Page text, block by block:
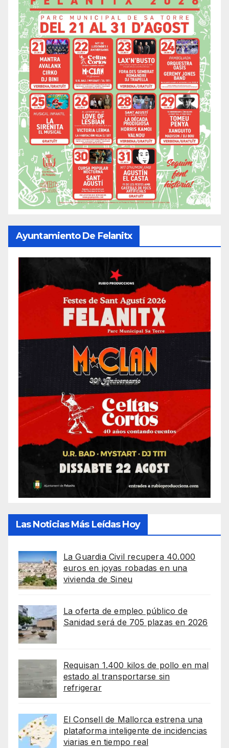
Ayuntamiento De Felanitx
Las Noticias Más Leídas Hoy
La Guardia Civil recupera 40.000
euros en joyas robadas en una
vivienda de Sineu
La oferta de empleo público de
Sanidad será de 705 plazas en 2026
Requisan 1.400 kilos de pollo en mal
estado al transportarse sin
refrigerar
El Consell de Mallorca estrena una
plataforma inteligente de incidencias
viarias en tiempo real